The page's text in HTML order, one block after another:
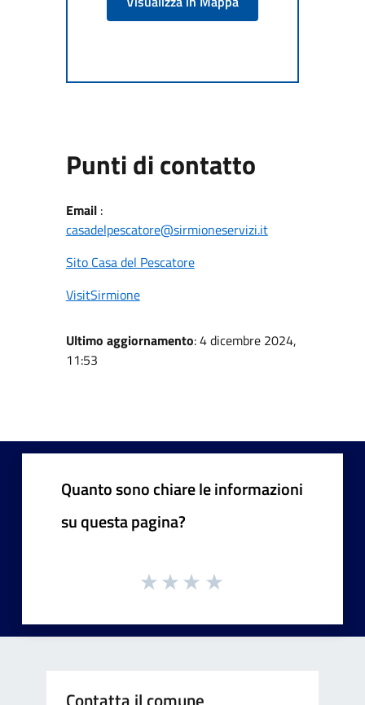
Punti di contatto
Email:
casadelpescatore@sirmioneservizi.it
Sito Casa del Pescatore
VisitSirmione
Ultimo aggiornamento: 4 dicembre 2024,
11:53
Quanto sono chiare le informazioni
su questa pagina?